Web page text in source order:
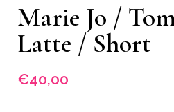
Marie Jo /
Latte / Short
€40,00